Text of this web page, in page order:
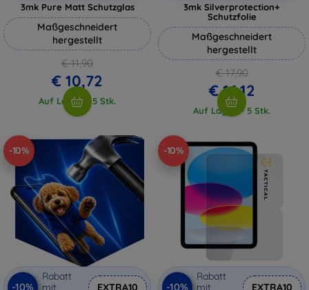
3mk Pure Matt Schutzglas
Maßgeschneidert
hergestellt
€ 11,90
€ 10,72
Auf Lager > 5 Stk.
3mk Silverprotection+
Schutzfolie
Maßgeschneidert
hergestellt
€ 17,90
€ 16,12
Auf Lager > 5 Stk.
-10%
-10%
Rabatt
mit
EXTRA10
-10%
-10%
Rabatt
mit
EXTRA10